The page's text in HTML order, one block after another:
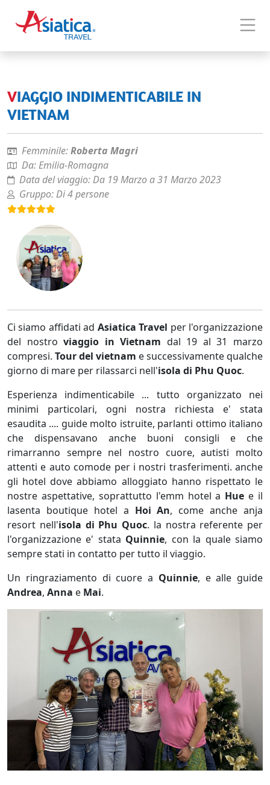
VIAGGIO INDIMENTICABILE IN
VIETNAM
Femminile:Roberta Magri
Da:Emilia-Romagna
Data del viaggio:Da 19 Marzo a 31 Marzo 2023
Gruppo:Di 4 persone
Ci siamo affidati ad Asiatica Travel per l'organizzazione
del nostroviaggio in Vietnam dal 19 al 31 marzo
compresi. Tour del vietnam e successivamente qualche
giorno di mare per rilassarci nell'isola di Phu Quoc.
Esperienza indimenticabile ... tutto organizzato nei
minimi particolari, ogni nostra richiesta e' stata
esaudita .... guide molto istruite, parlanti ottimo italiano
che dispensavano anche buoni consigli e che
rimarranno sempre nel nostro cuore, autisti molto
attenti e auto comode per i nostri trasferimenti. anche
gli hotel dove abbiamo alloggiato hanno rispettato le
nostre aspettative, soprattutto l'emm hotel a Hue e il
lasenta boutique hotel a Hoi An, come anche anja
resort nell'isola di Phu Quoc. la nostra referente per
l'organizzazione e' stata Quinnie, con la quale siamo
sempre stati in contatto per tutto il viaggio.
Un ringraziamento di cuore a Quinnie, e alle guide
Andrea, Anna e Mai.